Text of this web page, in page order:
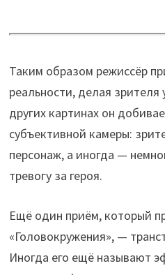
Таким образом режиссёр
реальности, делая
других картинах он
субъективной камеры:
персонаж, а иногда —
тревогу за героя.
Ещё один приём, который
«Головокружения», —
Иногда его ещё называют